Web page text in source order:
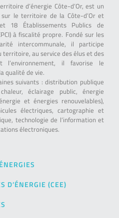
d’énergie Côte-d’Or, est un
le territoire de la Côte-d’Or et
18 Établissements Publics de
à fiscalité propre. Fondé sur les
intercommunale, il participe
au service des élus et des
l’environnement, il favorise le
qualité de vie.
suivants : distribution publique
éclairage public, énergie
et énergies renouvelables),
électriques, cartographie et
technologie de l’information et
électroniques.
D’ÉNERGIE (CEE)